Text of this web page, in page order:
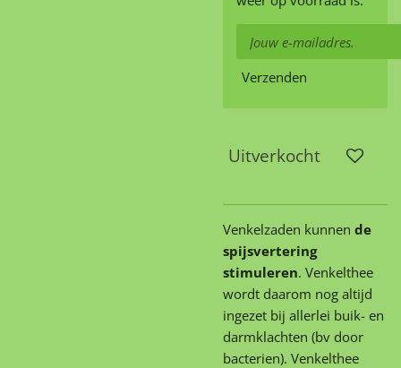
Verzenden
Uitverkocht
Venkelzaden kunnen de
spijsvertering
stimuleren. Venkelthee
wordt daarom nog altijd
ingezet bij allerlei buik- en
darmklachten (bv door
bacterien). Venkelthee